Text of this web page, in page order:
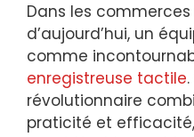
Dans les
d’aujourd’hui, un
comme
enregistreuse tactile
révolutionnaire
praticité et